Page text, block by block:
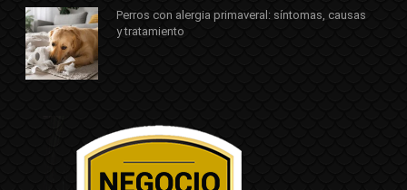
Perros con alergia primaveral: síntomas, causas
y tratamiento